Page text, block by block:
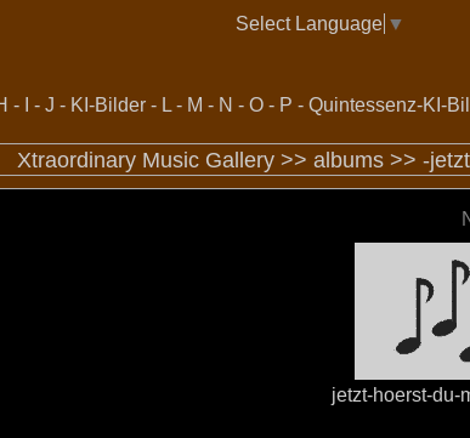
Select Language ▼
- - J - KI-Bilder - L - M - N - O - P - Quintessenz-KI-
Xtraordinary Music Gallery >> albums>> -
jetzt-hoerst-du-